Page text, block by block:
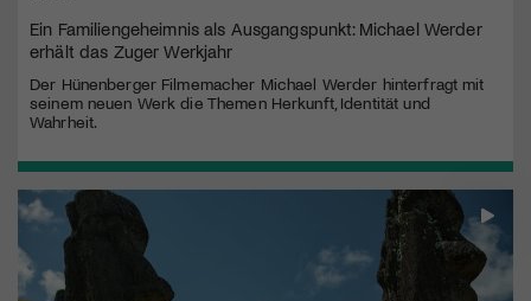
Ein Familiengeheimnis als Ausgangspunkt: Michael Werder
erhält das Zuger Werkjahr
Der Hünenberger Filmemacher Michael Werder hinterfragt mit
seinem neuen Werk die Themen Herkunft, Identität und
Wahrheit.